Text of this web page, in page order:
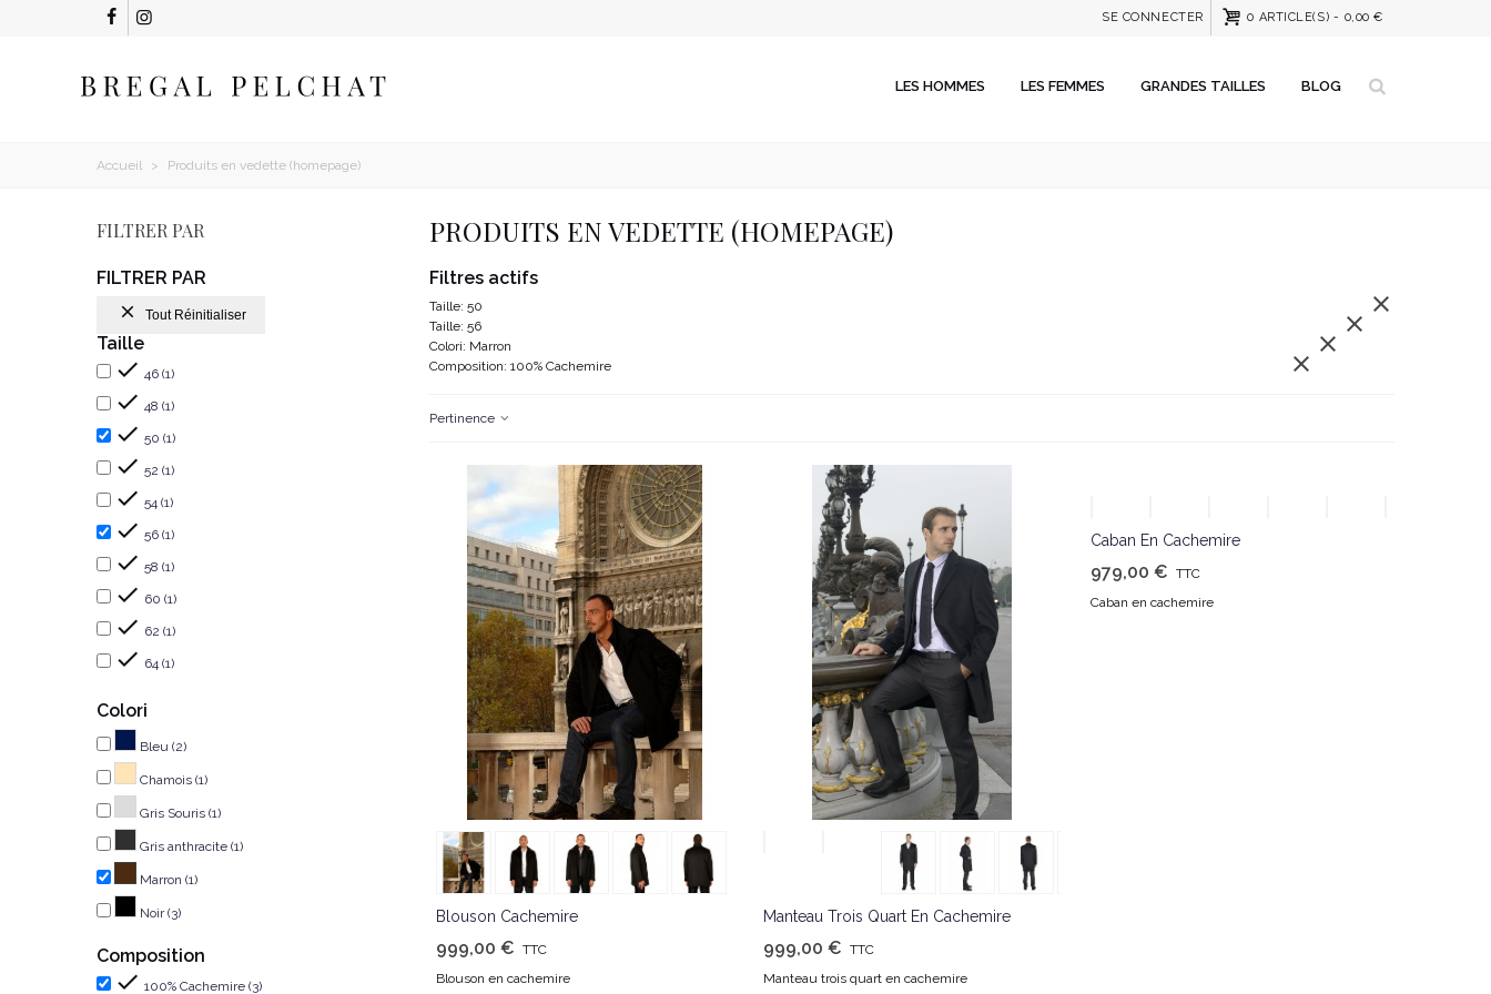
SE CONNECTER 0 ARTICLE(S) - 0,00 €
LES HOMMES LES FEMMES GRANDES TAILLES BLOG
Accueil > Produits en vedette (homepage)
FILTRER PAR
FILTRER PAR
 Tout Réinitialiser
Taille
 46 (1)
 48 (1)
 50 (1)
 52 (1)
 54 (1)
 56 (1)
 58 (1)
 60 (1)
 62 (1)
 64 (1)
Colori
Bleu (2)
Chamois (1)
Gris Souris (1)
Gris anthracite (1)
Marron (1)
Noir(3)
Composition
 100% Cachemire (3)
PRODUITS EN VEDETTE (HOMEPAGE)
Filtres actifs
Taille: 50 
Taille: 56 
Colori: Marron 
Composition: 100% Cachemire 
Pertinence
Blouson Cachemire
999,00 € TTC
Blouson en cachemire
Manteau Trois Quart En Cachemire
999,00 € TTC
Manteau trois quart en cachemire
Caban En Cachemire
979,00 € TTC
Caban en cachemire